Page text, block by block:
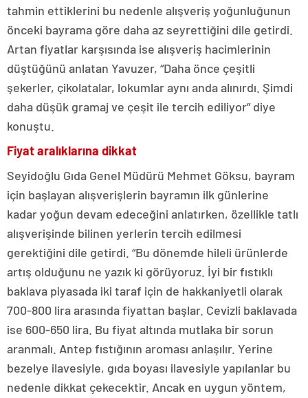
tahmin ettiklerini bu nedenle alışveriş yoğunluğunun
önceki bayrama göre daha az seyrettiğini dile getirdi.
Artan fiyatlar karşısında ise alışveriş hacimlerinin
düştüğünü anlatan Yavuzer, “Daha önce çeşitli
şekerler, çikolatalar, lokumlar aynı anda alınırdı. Şimdi
daha düşük gramaj ve çeşit ile tercih ediliyor” diye
konuştu.
Fiyat aralıklarına dikkat
Seyidoğlu Gıda Genel Müdürü Mehmet Göksu, bayram
için başlayan alışverişlerin bayramın ilk günlerine
kadar yoğun devam edeceğini anlatırken, özellikle tatlı
alışverişinde bilinen yerlerin tercih edilmesi
gerektiğini dile getirdi. “Bu dönemde hileli ürünlerde
artış olduğunu ne yazık ki görüyoruz. İyi bir fıstıklı
baklava piyasada iki taraf için de hakkaniyetli olarak
700-800 lira arasında fiyattan başlar. Cevizli baklavada
ise 600-650 lira. Bu fiyat altında mutlaka bir sorun
aranmalı. Antep fıstığının aroması anlaşılır. Yerine
bezelye ilavesiyle, gıda boyası ilavesiyle yapılanlar bu
nedenle dikkat çekecektir. Ancak en uygun yöntem,